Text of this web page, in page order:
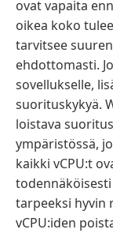
ovat vapaita
oikea koko
tarvitsee
ehdottomasti.
sovellukselle,
suorituskykyä.
loistava
ympäristössä,
kaikki vCPU:t
todennäköisesti
tarpeeksi hyvin
vCPU:iden